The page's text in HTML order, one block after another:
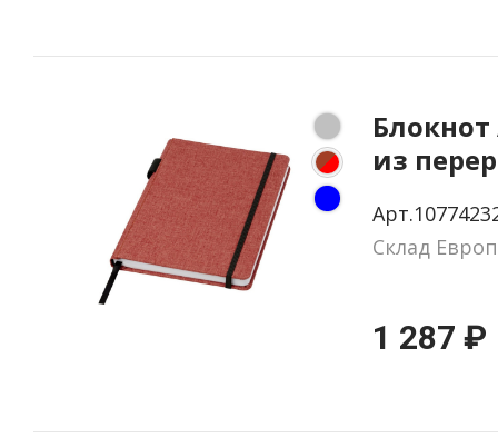
из
Склад
1 287 ₽